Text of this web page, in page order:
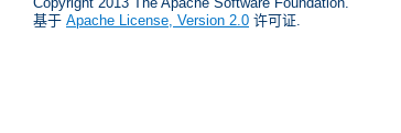
基于 Apache License, Version 2.0 许可证.